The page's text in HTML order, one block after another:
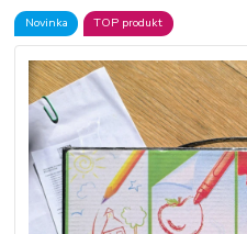
Novinka TOP produkt